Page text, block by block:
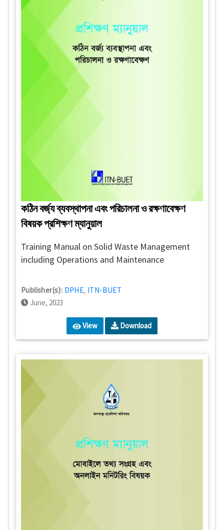
কঠিন বর্জ্য ব্যবস্থাপনা এবং পরিচালনা ও রক্ষণাবেক্ষণ
বিষয়ক প্রশিক্ষণ ম্যানুয়াল
Training Manual on Solid Waste Management
including Operations and Maintenance
Publisher(s): DPHE, ITN-BUET
June, 2023
View Download